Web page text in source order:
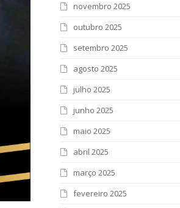
novembro 2025
outubro 2025
setembro 2025
agosto 2025
julho 2025
junho 2025
maio 2025
abril 2025
março 2025
fevereiro 2025